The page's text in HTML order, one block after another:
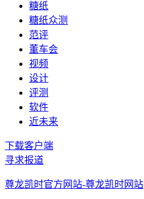
糖纸
糖纸众测
范评
董车会
视频
设计
评测
软件
近未来
下载客户端
寻求报道
尊龙凯时官方网站-尊龙凯时网站